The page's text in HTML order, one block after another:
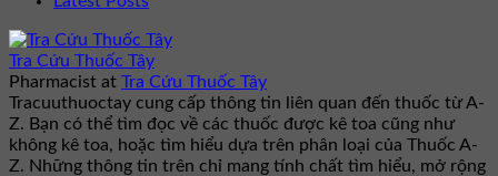
Tra Cứu Thuốc Tây
Pharmacist at Tra Cứu Thuốc Tây
Tracuuthuoctay cung cấp thông tin liên quan đến thuốc từ A-
Z. Bạn có thể tìm đọc về các thuốc được kê toa cũng như
không kê toa, hoặc tìm hiểu dựa trên phân loại của Thuốc A-
Z. Những thông tin trên chỉ mang tính chất tìm hiểu, mở rộng